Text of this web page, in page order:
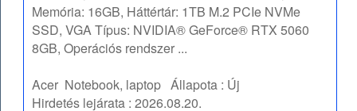
Memória: 16GB, Háttértár: 1TB M.2 PCIe NVMe
SSD, VGA Típus: NVIDIA® GeForce® RTX 5060
8GB, Operációs rendszer ...
Acer Notebook, laptop Állapota : Új
Hirdetés lejárata :2026.08.20.